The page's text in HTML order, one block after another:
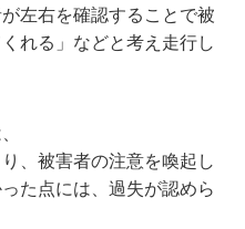
左右を確認することで被
れる」などと考え走行し
、被害者の注意を喚起し
た点には、過失が認めら